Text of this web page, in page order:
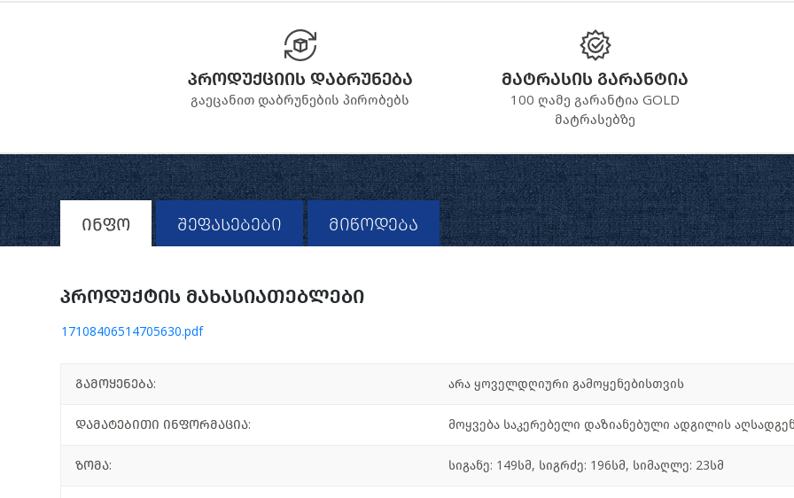
პროდუქციის დაბრუნება
გაეცანით დაბრუნების პირობებს
მატრასის გარანტია
100 ღამე გარანტია GOLD
მატრასებზე
ინფო შეფასებები მიწოდება
პროდუქტის მახასიათებლები
17108406514705630.pdf
გამოყენება: არა ყოველდღიური გამოყენებისთვის
დამატებითი ინფორმაცია: მოყვება საკერებელი დაზიანებული ადგილის
ზომა: სიგანე: 149სმ, სიგრძე: 196სმ, სიმაღლე: 23სმ